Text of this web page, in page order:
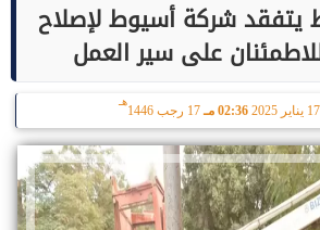
شركة أسيوط لإصلاح
على سير العمل
02:36 مـ 17 رجب 1446
هـ